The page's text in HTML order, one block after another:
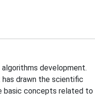
development.
drawn the scientific
basic concepts related to